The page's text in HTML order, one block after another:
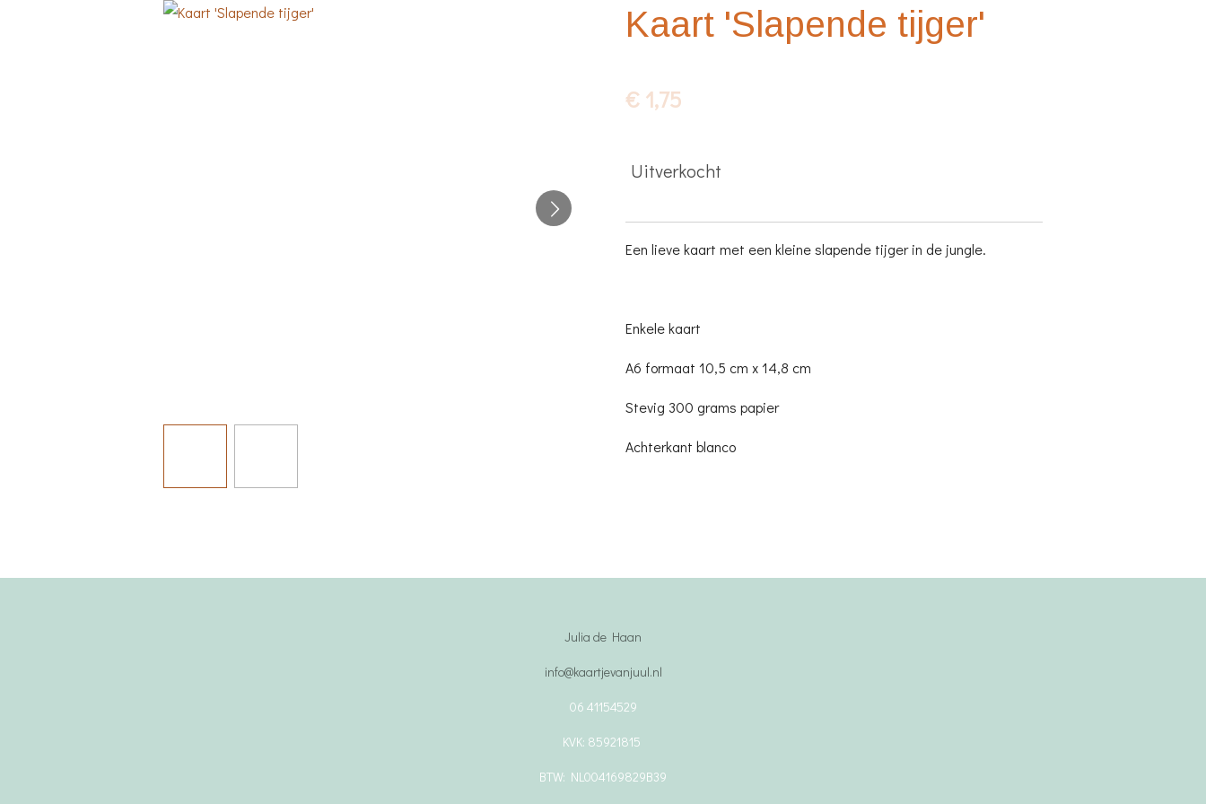
Kaart 'Slapende tijger'
€ 1,75
Uitverkocht
Een lieve kaart met een kleine slapende tijger in de jungle.
Enkele kaart
A6 formaat 10,5 cm x 14,8 cm
Stevig 300 grams papier
Achterkant blanco
Julia de Haan
info@kaartjevanjuul.nl
06 41154529
KVK: 85921815
BTW: NL004169829B39